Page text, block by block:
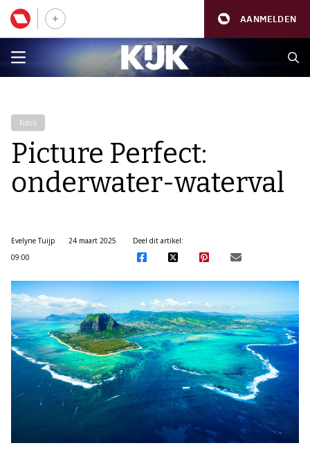
AANMELDEN
Foto's
Picture Perfect:
onderwater-waterval
Evelyne Tuijp
24 maart 2025
09:00
Deel dit artikel: